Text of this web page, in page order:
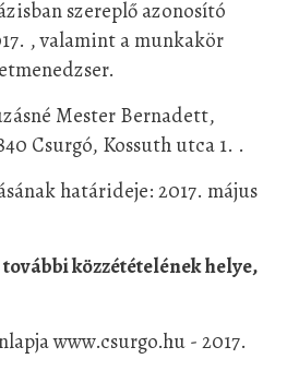
szereplő azonosító
, valamint a munkakör
Mester Bernadett,
Csurgó, Kossuth utca 1. .
határideje: 2017. május
közzétételének helye,
www.csurgo.hu - 2017.